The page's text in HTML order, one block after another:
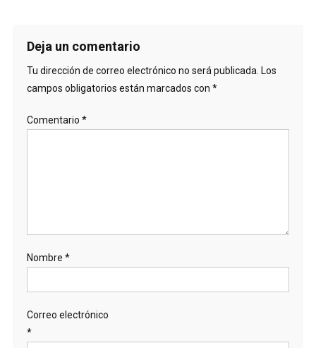
Deja un comentario
Tu dirección de correo electrónico no será publicada. Los
campos obligatorios están marcados con *
Comentario *
Nombre *
Correo electrónico
*